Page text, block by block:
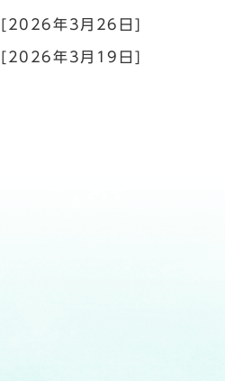
[2026年3月26日]
[2026年3月19日]